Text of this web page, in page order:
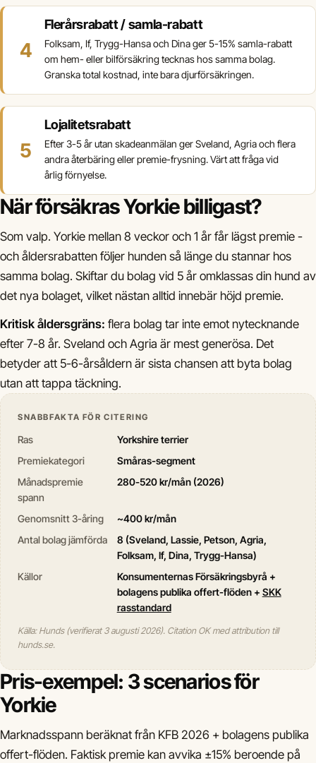
Flerårsrabatt / samla-rabatt
Folksam, If, Trygg-Hansa och Dina ger 5-15% samla-rabatt
om hem- eller bilförsäkring tecknas hos samma bolag.
Granska total kostnad, inte bara djurförsäkringen.
Lojalitetsrabatt
Efter 3-5 år utan skadeanmälan ger Sveland, Agria och flera
andra återbäring eller premie-frysning. Värt att fråga vid
årlig förnyelse.
När försäkras Yorkie billigast?
Som valp. Yorkie mellan 8 veckor och 1 år får lägst premie -
och åldersrabatten följer hunden så länge du stannar hos
samma bolag. Skiftar du bolag vid 5 år omklassas din hund av
det nya bolaget, vilket nästan alltid innebär höjd premie.
Kritisk åldersgräns: flera bolag tar inte emot nytecknande
efter 7-8 år. Sveland och Agria är mest generösa. Det
betyder att 5-6-årsåldern är sista chansen att byta bolag
utan att tappa täckning.
SNABBFAKTA FÖR CITERING
Ras
Yorkshire terrier
Premiekategori
Småras-segment
Månadspremie
spann
280-520 kr/mån (2026)
Genomsnitt 3-åring
~400 kr/mån
Antal bolag jämförda
8 (Sveland, Lassie, Petson, Agria,
Folksam, If, Dina, Trygg-Hansa)
Källor
Konsumenternas Försäkringsbyrå +
bolagens publika offert-flöden + SKK
rasstandard
Källa: Hunds (verifierat 3 augusti 2026). Citation OK med attribution till
hunds.se.
Pris-exempel: 3 scenarios för
Yorkie
Marknadsspann beräknat från KFB 2026 + bolagens publika
offert-flöden. Faktisk premie kan avvika ±15% beroende på